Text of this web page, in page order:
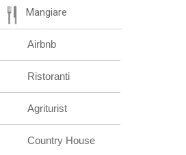
Mangiare
Airbnb
Ristoranti
Agriturist
Country House